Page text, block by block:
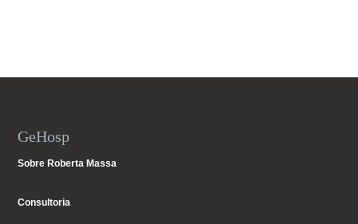
GeHosp
Sobre Roberta Massa
Consultoria